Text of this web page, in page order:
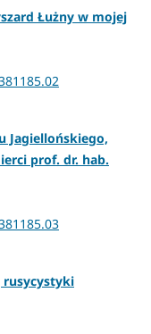
Łużny w mojej
Jagiellońskiego,
prof. dr. hab.
rusycystyki